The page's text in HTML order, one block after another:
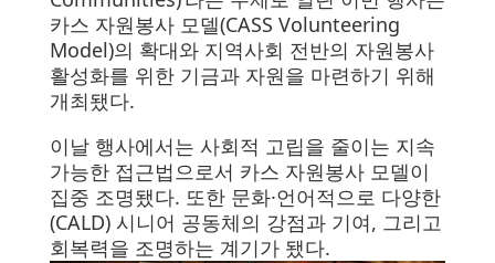
카스 자원봉사 모델(CASS Volunteering
Model)의 확대와 지역사회 전반의 자원봉사
활성화를 위한 기금과 자원을 마련하기 위해
개최됐다.
이날 행사에서는 사회적 고립을 줄이는 지속
가능한 접근법으로서 카스 자원봉사 모델이
집중 조명됐다. 또한 문화·언어적으로 다양한
(CALD) 시니어 공동체의 강점과 기여, 그리고
회복력을 조명하는 계기가 됐다.